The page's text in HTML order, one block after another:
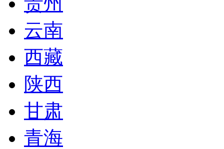
云南
西藏
陕西
甘肃
青海